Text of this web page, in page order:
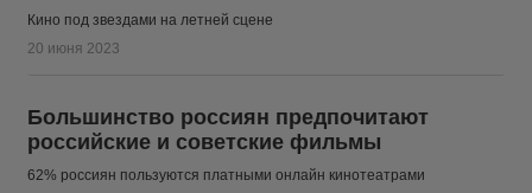
Кино под звездами на летней сцене
20 июня 2023
Большинство россиян предпочитают
российские и советские фильмы
62% россиян пользуются платными онлайн кинотеатрами